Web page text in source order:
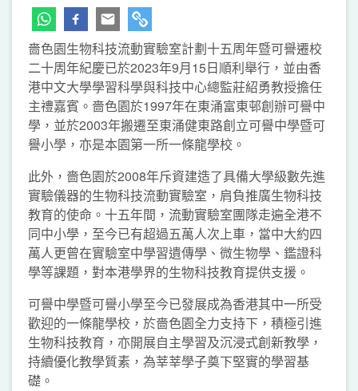
嗇色園生物科技流動實驗室計劃十五周年暨可譽遷校
二十周年紀慶已於2023年9月15日順利舉行，並由香
港中文大學學習科學與科技中心總監莊紹勇教授擔任
主禮嘉賓。嗇色園於1997年在東涌富東邨創辦可譽中
學，並於2003年搬遷至東涌健東路創立可譽中學暨可
譽小學，亦是本園第一所一條龍學校。
此外，嗇色園於2008年斥資建造了具備大學級數先進
實驗儀器的生物科技流動實驗室，肩負推廣生物科技
教育的使命。十五年間，流動實驗室團隊走遍全港不
同中小學，至今已有超過五萬人次上車，當中大約四
萬人更曾在實驗室中學習遺傳學、微生物學、鑑證科
學等課題，對本港學界的生物科技教育提供支援。
可譽中學暨可譽小學至今已發展成為香港其中一所受
歡迎的一條龍學校，於嗇色園全力支持下，積極引進
生物科技教育，亦開展自主學習及沉浸式創新教學，
持續優化教學質素，為莘莘學子奠下堅實的學習基
礎。